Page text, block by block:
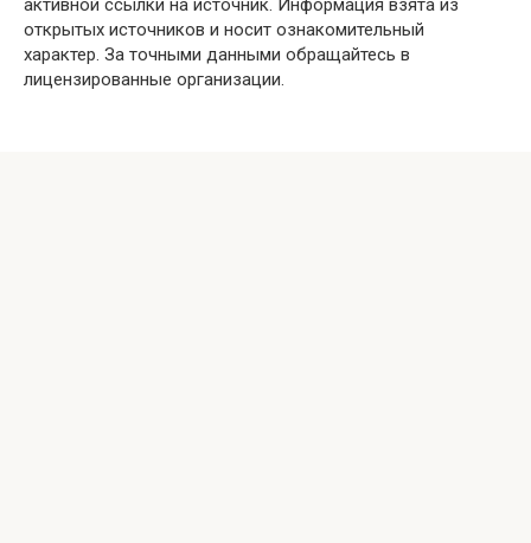
активной ссылки на источник. Информация взята из
открытых источников и носит ознакомительный
характер. За точными данными обращайтесь в
лицензированные организации.